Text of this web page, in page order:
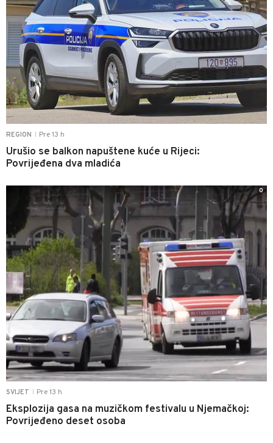
REGION Pre 13 h
Urušio se balkon napuštene kuće u Rijeci:
Povrijeđena dva mladića
SVIJET Pre 13 h
Eksplozija gasa na muzičkom festivalu u Njemačkoj:
Povrijeđeno deset osoba
0